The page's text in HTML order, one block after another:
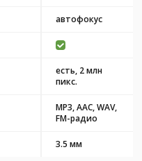
автофокус
есть, 2 млн
пикс.
MP3, AAC, WAV,
FM-радио
3.5 мм